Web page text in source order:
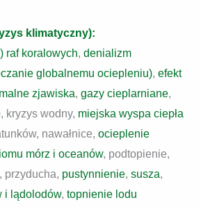
klimatyczny):
raf koralowych, denializm
globalnemu ociepleniu), efekt
zjawiska, gazy cieplarniane,
, kryzys wodny, miejska wyspa ciepła
nawałnice, ocieplenie
mórz i oceanów, podtopienie,
, przyducha, pustynnienie, susza,
i lądolodów, topnienie lodu